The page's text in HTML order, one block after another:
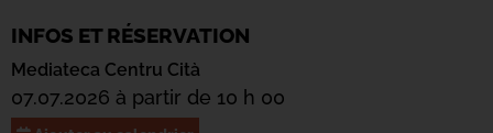
INFOS ET RÉSERVATION
Mediateca Centru Cità
07.07.2026 à partir de 10 h 00